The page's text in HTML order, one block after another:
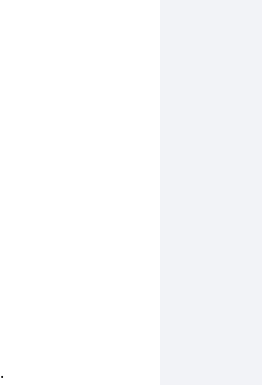
لتحصل على خصومات حصرية من أفضل متاجر الرعاية والعناية للأطفال المتوفرة عبر صحصح.